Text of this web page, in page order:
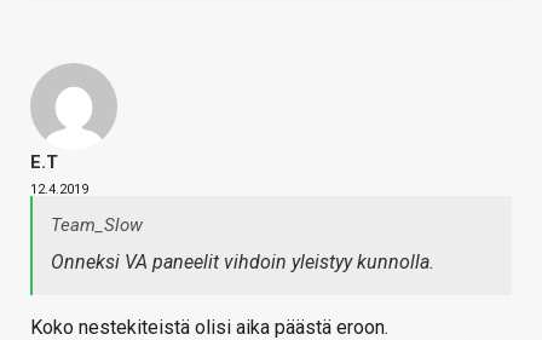
E.T
12.4.2019
Team_Slow
Onneksi VA paneelit vihdoin yleistyy kunnolla.
Koko nestekiteistä olisi aika päästä eroon.